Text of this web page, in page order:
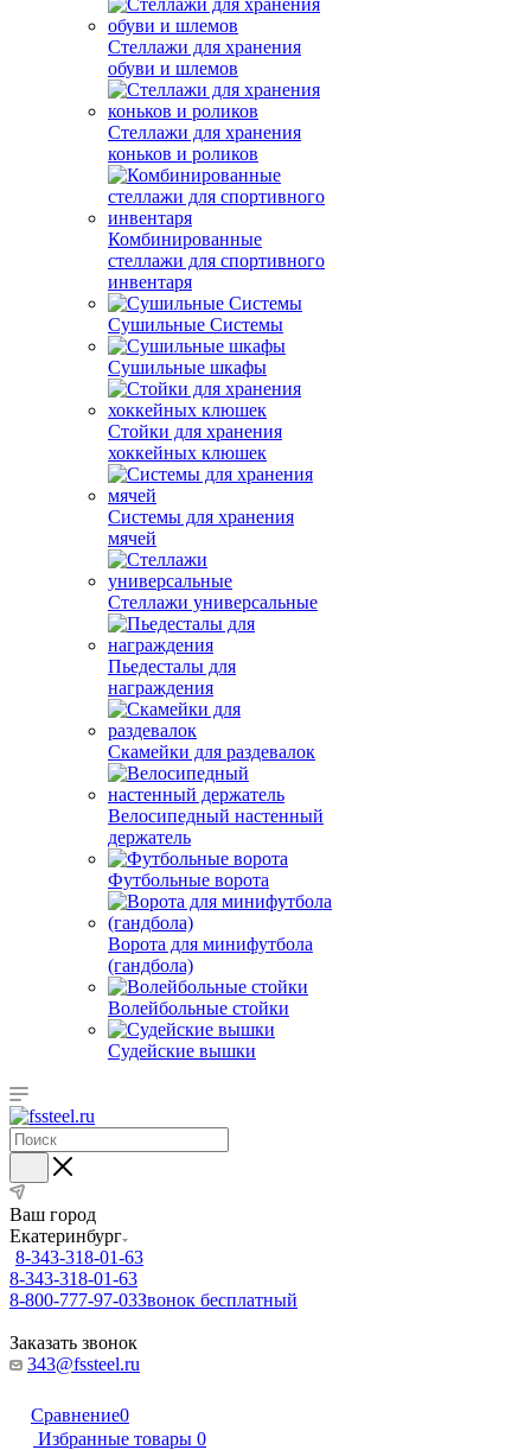
Стеллажи для хранения
обуви и шлемов
Стеллажи для хранения
коньков и роликов
Комбинированные
стеллажи для спортивного
инвентаря
Сушильные Системы
Сушильные шкафы
Стойки для хранения
хоккейных клюшек
Системы для хранения
мячей
Стеллажи универсальные
Пьедесталы для
награждения
Скамейки для раздевалок
Велосипедный настенный
держатель
Футбольные ворота
Ворота для минифутбола
(гандбола)
Волейбольные стойки
Судейские вышки
Ваш город
Екатеринбург
8-343-318-01-63
8-343-318-01-63
8-800-777-97-03Звонок бесплатный
Заказать звонок
343@fssteel.ru
Сравнение0
Избранные товары 0